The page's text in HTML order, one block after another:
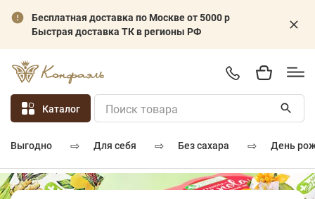
Бесплатная доставка по Москве от 5000 р
Быстрая доставка ТК в регионы РФ
Каталог
выгодно ⇨ для себя ⇨ без сахара ⇨ день